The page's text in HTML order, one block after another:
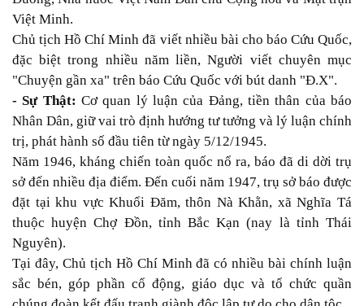
Việt Minh.
Chủ tịch Hồ Chí Minh đã viết nhiều bài cho báo Cứu Quốc,
đặc biệt trong nhiều năm liền, Người viết chuyên mục
"Chuyện gần xa" trên báo Cứu Quốc với bút danh "Ð.X".
- Sự Thật: Cơ quan lý luận của Đảng, tiền thân của báo
Nhân Dân, giữ vai trò định hướng tư tưởng và lý luận chính
trị, phát hành số đầu tiên từ ngày 5/12/1945.
Năm 1946, kháng chiến toàn quốc nổ ra, báo đã di dời trụ
sở đến nhiều địa điểm. Đến cuối năm 1947, trụ sở báo được
đặt tại khu vực Khuổi Đăm, thôn Nà Khằn, xã Nghĩa Tá
thuộc huyện Chợ Đồn, tỉnh Bắc Kạn (nay là tỉnh Thái
Nguyên).
Tại đây, Chủ tịch Hồ Chí Minh đã có nhiều bài chính luận
sắc bén, góp phần cổ động, giáo dục và tổ chức quần